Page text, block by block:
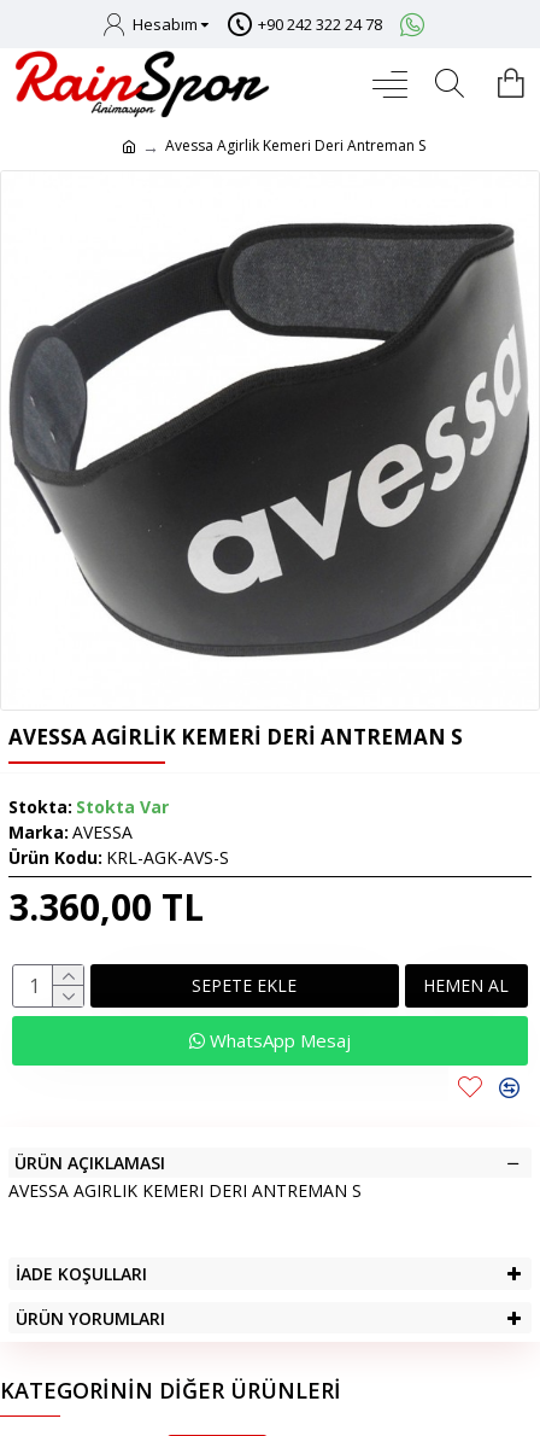
Hesabım +90 242 322 24 78
Avessa Agirlik Kemeri Deri Antreman S
AVESSA AGIRLIK KEMERI DERI ANTREMAN S
3.360,00 TL
Stokta: Stokta Var
Marka: AVESSA
Ürün Kodu: KRL-AGK-AVS-S
SEPETE EKLE HEMEN AL
WhatsApp Mesaj
ÜRÜN AÇIKLAMASI
AVESSA AGIRLIK KEMERI DERI ANTREMAN S
İADE KOŞULLARI
ÜRÜN YORUMLARI
KATEGORININ DIĞER ÜRÜNLERI